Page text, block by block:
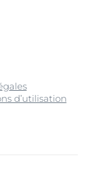
d’utilisation